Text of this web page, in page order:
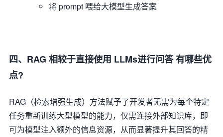
将 prompt 喂给大模型生成答案
四、RAG 相较于直接使用 LLMs进行问答 有哪些优
点?
RAG（检索增强生成）方法赋予了开发者无需为每个特定
任务重新训练大型模型的能力，仅需连接外部知识库，即
可为模型注入额外的信息资源，从而显著提升其回答的精